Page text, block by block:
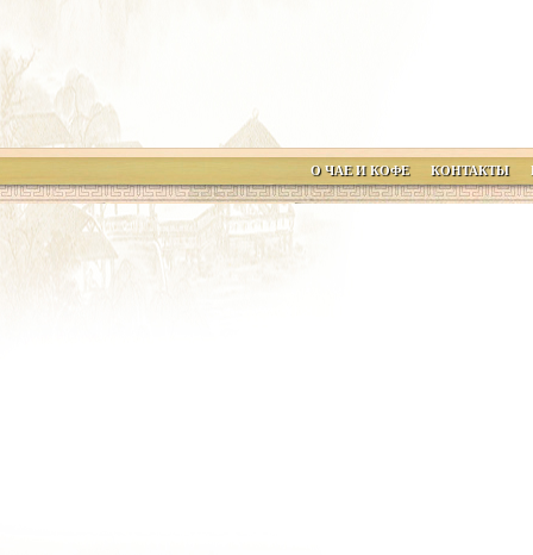
О ЧАЕ И КОФЕ КОНТАКТЫ